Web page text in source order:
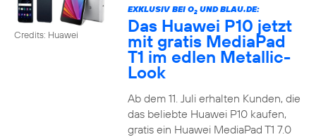
Credits: Huawei
EXKLUSIV BEI O2UND BLAU.DE:
Das Huawei P10 jetzt
mit gratis MediaPad
T1 im edlen Metallic-
Look
Ab dem 11. Juli erhalten Kunden, die
das beliebte Huawei P10 kaufen,
gratis ein Huawei MediaPad T1 7.0